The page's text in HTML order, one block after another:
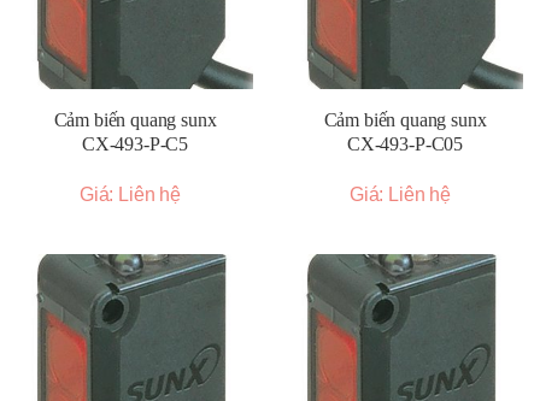
Cảm biến quang sunx
CX-493-P-C5
Giá: Liên hệ
Cảm biến quang sunx
CX-493-P-C05
Giá: Liên hệ